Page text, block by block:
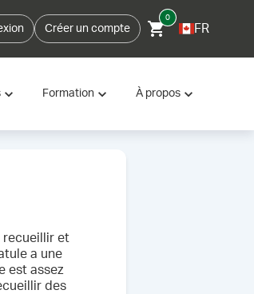
Créer un compte
0
FR
Formation À propos
recueillir et
a une
est assez
des